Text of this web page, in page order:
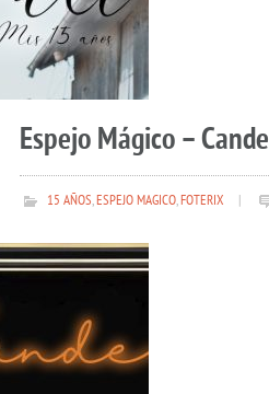
Espejo Mágico – Cande
15 AÑOS,ESPEJO MAGICO,FOTERIX